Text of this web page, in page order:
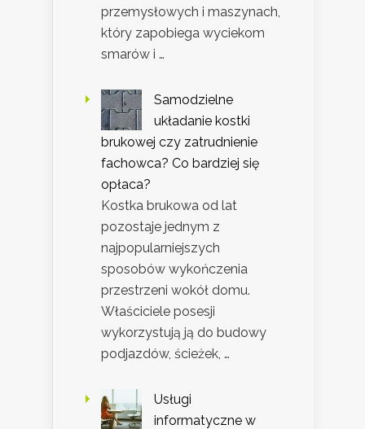
przemysłowych i maszynach,
który zapobiega wyciekom
smarów i …
Samodzielne
układanie kostki
brukowej czy zatrudnienie
fachowca? Co bardziej się
opłaca?
Kostka brukowa od lat
pozostaje jednym z
najpopularniejszych
sposobów wykończenia
przestrzeni wokół domu.
Właściciele posesji
wykorzystują ją do budowy
podjazdów, ścieżek, …
Usługi
informatyczne w